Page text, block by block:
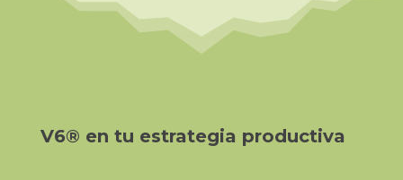
V6® en tu estrategia productiva